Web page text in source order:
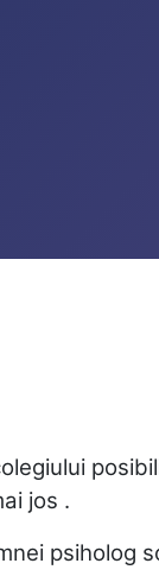
jos .
psiholog